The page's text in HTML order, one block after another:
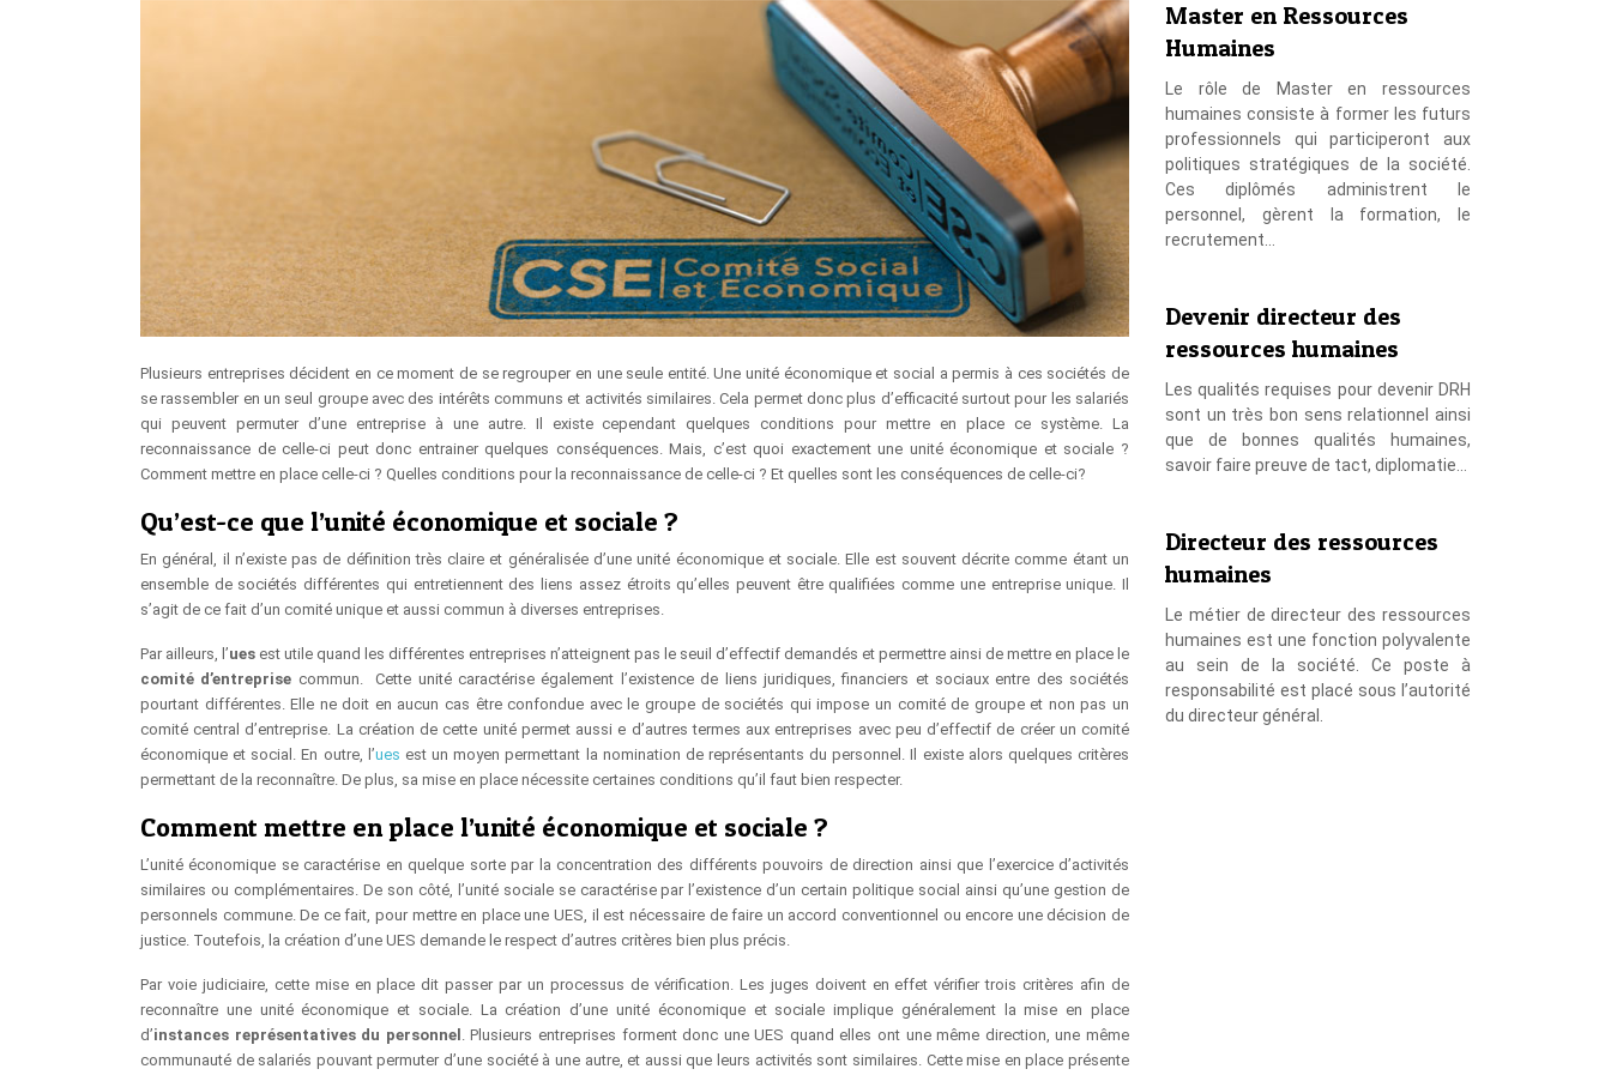
Plusieurs entreprises décident en ce moment de se regrouper en une seule entité. Une unité économique et social a permis à ces sociétés de
se rassembler en un seul groupe avec des intérêts communs et activités similaires. Cela permet donc plus d’efficacité surtout pour les salariés
qui peuvent permuter d’une entreprise à une autre. Il existe cependant quelques conditions pour mettre en place ce système. La
reconnaissance de celle-ci peut donc entrainer quelques conséquences. Mais, c’est quoi exactement une unité économique et sociale ?
Comment mettre en place celle-ci ? Quelles conditions pour la reconnaissance de celle-ci ? Et quelles sont les conséquences de celle-ci?
Qu’est-ce que l’unité économique et sociale ?
En général, il n’existe pas de définition très claire et généralisée d’une unité économique et sociale. Elle est souvent décrite comme étant un
ensemble de sociétés différentes qui entretiennent des liens assez étroits qu’elles peuvent être qualifiées comme une entreprise unique. Il
s’agit de ce fait d’un comité unique et aussi commun à diverses entreprises.
Par ailleurs, l’ues est utile quand les différentes entreprises n’atteignent pas le seuil d’effectif demandés et permettre ainsi de mettre en place le
comité d’entreprise commun. Cette unité caractérise également l’existence de liens juridiques, financiers et sociaux entre des sociétés
pourtant différentes. Elle ne doit en aucun cas être confondue avec le groupe de sociétés qui impose un comité de groupe et non pas un
comité central d’entreprise. La création de cette unité permet aussi e d’autres termes aux entreprises avec peu d’effectif de créer un comité
économique et social. En outre, l’ues est un moyen permettant la nomination de représentants du personnel. Il existe alors quelques critères
permettant de la reconnaître. De plus, sa mise en place nécessite certaines conditions qu’il faut bien respecter.
Comment mettre en place l’unité économique et sociale ?
L’unité économique se caractérise en quelque sorte par la concentration des différents pouvoirs de direction ainsi que l’exercice d’activités
similaires ou complémentaires. De son côté, l’unité sociale se caractérise par l’existence d’un certain politique social ainsi qu’une gestion de
personnels commune. De ce fait, pour mettre en place une UES, il est nécessaire de faire un accord conventionnel ou encore une décision de
justice. Toutefois, la création d’une UES demande le respect d’autres critères bien plus précis.
Par voie judiciaire, cette mise en place dit passer par un processus de vérification. Les juges doivent en effet vérifier trois critères afin de
reconnaître une unité économique et sociale. La création d’une unité économique et sociale implique généralement la mise en place
d’instances représentatives du personnel . Plusieurs entreprises forment donc une UES quand elles ont une même direction, une même
communauté de salariés pouvant permuter d’une société à une autre, et aussi que leurs activités sont similaires. Cette mise en place présente
Master en Ressources
Humaines
Le rôle de Master en ressources
humaines consiste à former les futurs
professionnels qui participeront aux
politiques stratégiques de la société.
Ces diplômés administrent le
personnel, gèrent la formation, le
recrutement…
Devenir directeur des
ressources humaines
Les qualités requises pour devenir DRH
sont un très bon sens relationnel ainsi
que de bonnes qualités humaines,
savoir faire preuve de tact, diplomatie…
Directeur des ressources
humaines
Le métier de directeur des ressources
humaines est une fonction polyvalente
au sein de la société. Ce poste à
responsabilité est placé sous l’autorité
du directeur général.